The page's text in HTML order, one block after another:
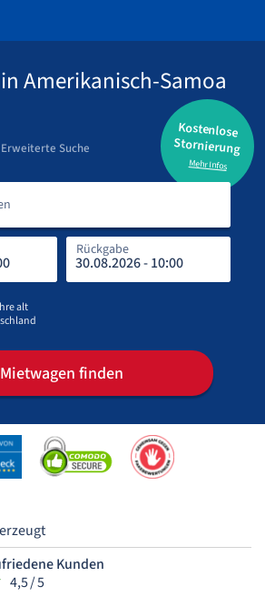
Amerikanisch-Samoa
Kostenlose
Stornierung
Mehr Infos
Erweiterte Suche
Rückgabe
alt
Mietwagen finden
Kunden
4,5 / 5